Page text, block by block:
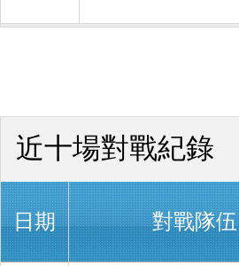
近十場對戰紀錄
日期
對戰隊伍